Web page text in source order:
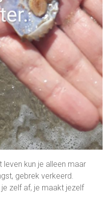
kun je alleen maar
gebrek verkeerd.
zelf af, je maakt jezelf